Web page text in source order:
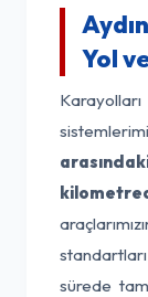
Yol
sürede